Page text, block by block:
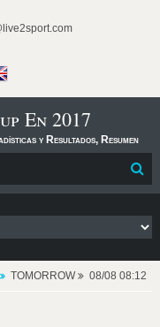
En 2017
y Resultados, Resumen
TOMORROW 08/08 08:12